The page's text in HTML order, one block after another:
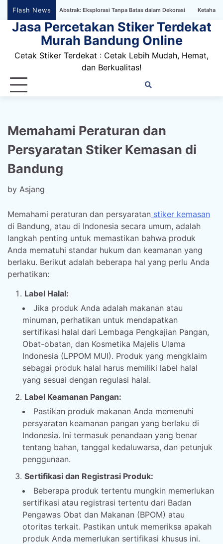
Skip
content
Flash News
Bertema Abstrak: Eksplorasi Tanpa Batas dalam Dekorasi Ketahanan
Jasa Percetakan Stiker Terdekat
Murah Bandung Online
Cetak Stiker Terdekat : Cetak Lebih Mudah, Hemat,
dan Berkualitas!
Memahami Peraturan dan
Persyaratan Stiker Kemasan di
Bandung
by Asjang
Memahami peraturan dan persyaratan stiker kemasan
di Bandung, atau di Indonesia secara umum, adalah
langkah penting untuk memastikan bahwa produk
Anda mematuhi standar hukum dan keamanan yang
berlaku. Berikut adalah beberapa hal yang perlu Anda
perhatikan:
Label Halal:
Jika produk Anda adalah makanan atau
minuman, perhatikan untuk mendapatkan
sertifikasi halal dari Lembaga Pengkajian Pangan,
Obat-obatan, dan Kosmetika Majelis Ulama
Indonesia (LPPOM MUI). Produk yang mengklaim
sebagai produk halal harus memiliki label halal
yang sesuai dengan regulasi halal.
Label Keamanan Pangan:
Pastikan produk makanan Anda memenuhi
persyaratan keamanan pangan yang berlaku di
Indonesia. Ini termasuk penandaan yang benar
tentang bahan, tanggal kedaluwarsa, dan petunjuk
penggunaan.
Sertifikasi dan Registrasi Produk:
Beberapa produk tertentu mungkin memerlukan
sertifikasi atau registrasi tertentu dari Badan
Pengawas Obat dan Makanan (BPOM) atau
otoritas terkait. Pastikan untuk memeriksa apakah
produk Anda memerlukan sertifikasi khusus ini.